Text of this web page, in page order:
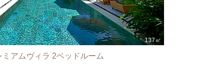
ミアムヴィラ 2ベッドルーム